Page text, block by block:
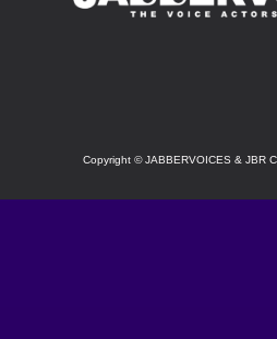
Copyright ©JABBERVOICES & JBR